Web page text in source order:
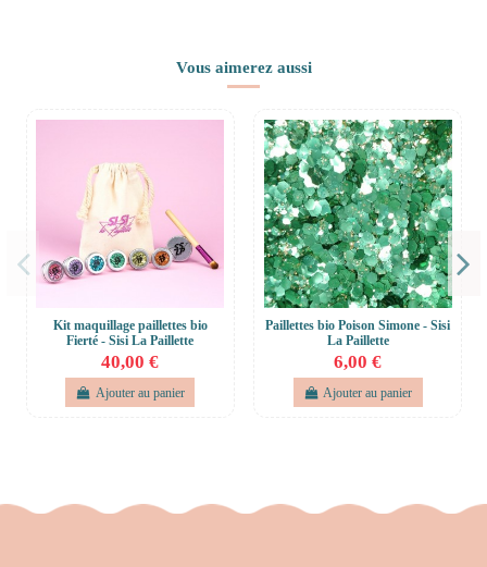
Vous aimerez aussi
Kit maquillage paillettes bio
Fierté - Sisi La Paillette
40,00 €
Ajouter au panier
Paillettes bio Poison Simone - Sisi
La Paillette
6,00 €
Ajouter au panier